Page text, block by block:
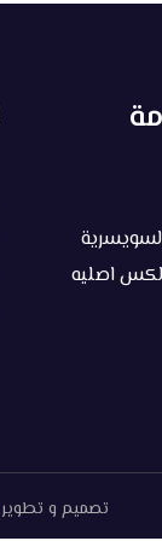
اصليه
تصميم و تطوير